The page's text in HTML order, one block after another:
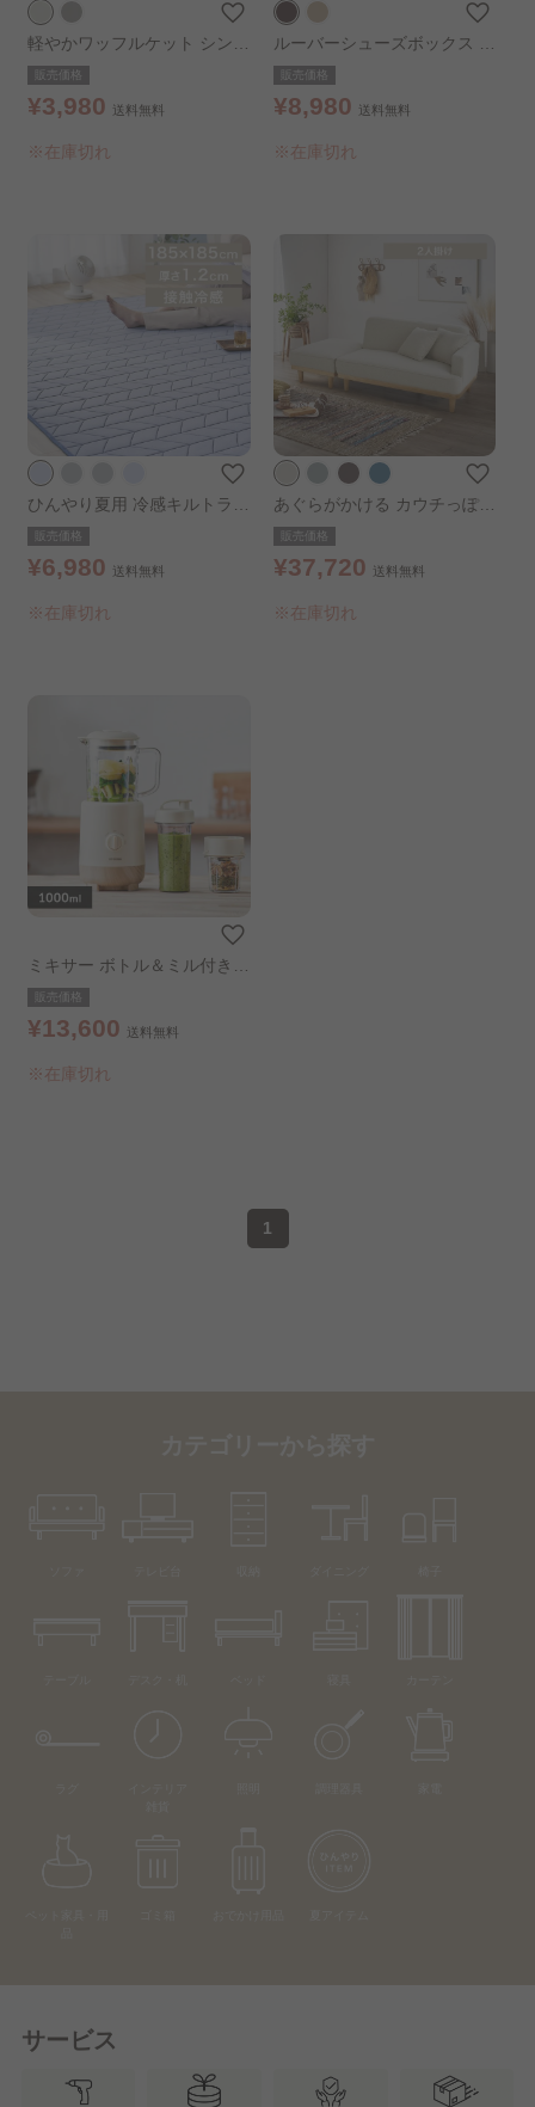
軽やかワッフルケット シング
ル アイボリー
販売価格
¥3,980 送料無料
※在庫切れ
ルーバーシューズボックス ブ
ラウン
販売価格
¥8,980 送料無料
※在庫切れ
ひんやり夏用 冷感キルトラグ
185×185cm ブルー
販売価格
¥6,980 送料無料
※在庫切れ
あぐらがかける カウチっぽソ
ファ ベージュ
販売価格
¥37,720 送料無料
※在庫切れ
ミキサー ボトル＆ミル付き
アイボリー
販売価格
¥13,600 送料無料
※在庫切れ
1
サービス